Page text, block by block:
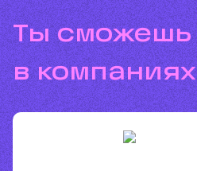
ты сможешь работать
в компаниях